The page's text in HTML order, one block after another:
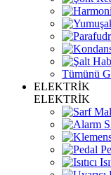
Tümünü
ELEKTRİK
ELEKTRİK